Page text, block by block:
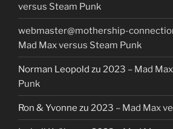
versus Steam Punk
webmaster@mothership-
Mad Max versus Steam Punk
Norman Leopold zu 2023 – Mad
Punk
Ron & Yvonne zu 2023 – Mad Max